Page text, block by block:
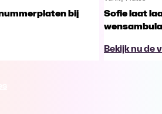
bij
Sofie laat
Bekijk nu de